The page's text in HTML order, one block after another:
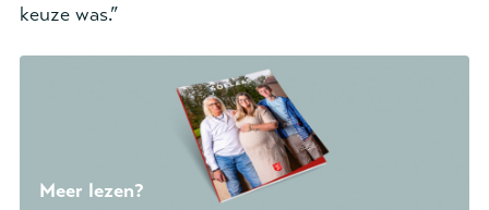
keuze was.”
Meer lezen?